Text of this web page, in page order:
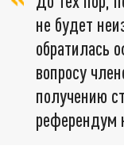
не будет
обратилась
вопросу
получению
референдум